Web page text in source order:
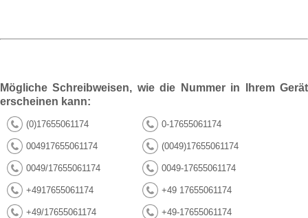
Mögliche Schreibweisen, wie die Nummer in Ihrem Gerät
erscheinen kann:
(0)17655061174 0-17655061174
004917655061174 (0049)17655061174
0049/17655061174 0049-17655061174
+4917655061174 +49 17655061174
+49/17655061174 +49-17655061174